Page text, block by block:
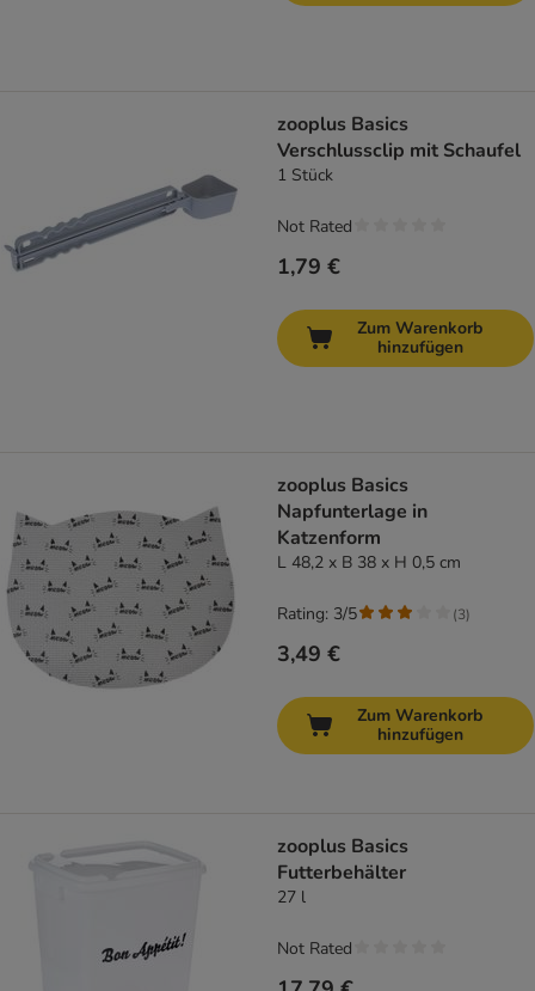
zooplus Basics
Verschlussclip mit Schaufel
1 Stück
1,79 €
Not Rated
Zum Warenkorb
hinzufügen
zooplus Basics
Napfunterlage in
Katzenform
L 48,2 x B 38 x H 0,5 cm
3,49 €
Rating: 3/5 (3)
Zum Warenkorb
hinzufügen
zooplus Basics
Futterbehälter
27 l
Not Rated